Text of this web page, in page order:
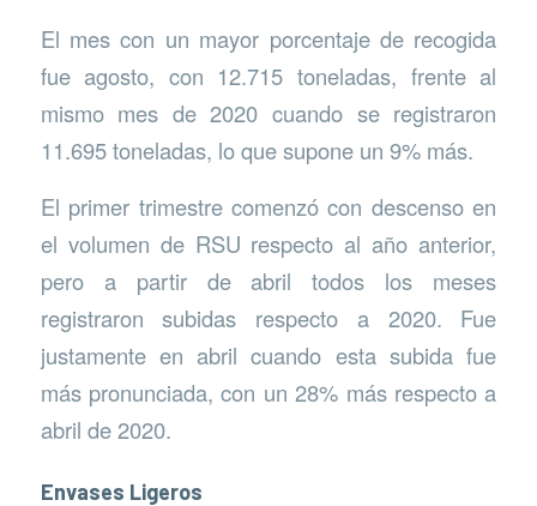
El mes con un mayor porcentaje de recogida
fue agosto, con 12.715 toneladas, frente al
mismo mes de 2020 cuando se registraron
11.695 toneladas, lo que supone un 9% más.
El primer trimestre comenzó con descenso en
el volumen de RSU respecto al año anterior,
pero a partir de abril todos los meses
registraron subidas respecto a 2020. Fue
justamente en abril cuando esta subida fue
más pronunciada, con un 28% más respecto a
abril de 2020.
Envases Ligeros